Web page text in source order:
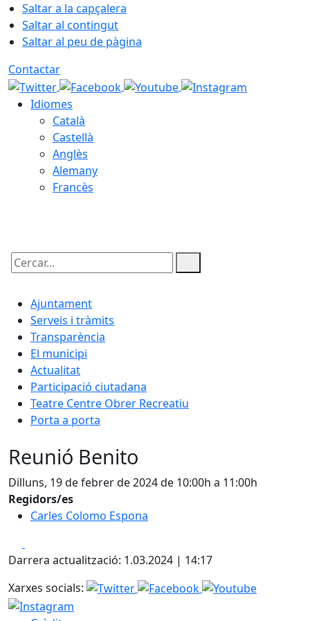
Saltar a la capçalera
Saltar al contingut
Saltar al peu de pàgina
Contactar
Idiomes
Català
Castellà
Anglès
Alemany
Francès
Cercar:
Ajuntament
Serveis i tràmits
Transparència
El municipi
Actualitat
Participació ciutadana
Teatre Centre Obrer Recreatiu
Porta a porta
Reunió Benito
Dilluns, 19 de febrer de 2024 de 10:00h a 11:00h
Regidors/es
Carles Colomo Espona
Darrera actualització: 1.03.2024 | 14:17
Xarxes socials: